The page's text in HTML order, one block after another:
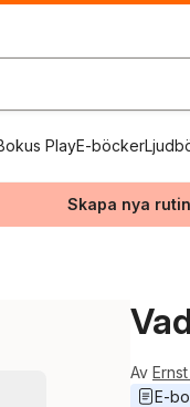
PlayE-böcker
Skapa nya
Av
E-